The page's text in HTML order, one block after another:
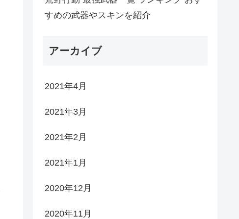
すめの武器やスキンを紹介
アーカイブ
2021年4月
2021年3月
2021年2月
2021年1月
2020年12月
2020年11月